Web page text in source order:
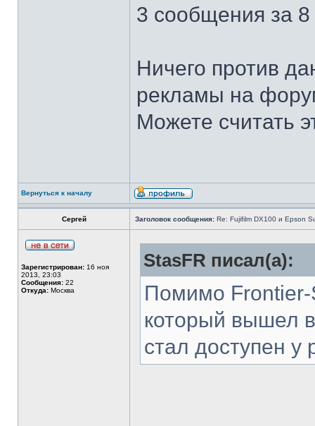
3 сообщения за
Ничего против
рекламы на
Можете считать
Вернуться к началу
Сергей Заголовок сообщения: Re: Fujifilm DX100 и Epson
Зарегистрирован: 16 ноя
2013, 23:03
Сообщения: 22
Откуда: Москва
StasFR писал(а):
Помимо Frontier-
который вышел
стал доступен у